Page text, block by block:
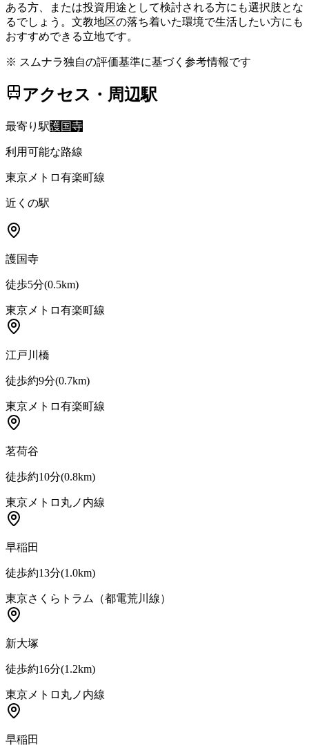
ある方、または投資用途として検討される方にも選択肢とな
るでしょう。文教地区の落ち着いた環境で生活したい方にも
おすすめできる立地です。
※ スムナラ独自の評価基準に基づく参考情報です
アクセス・周辺駅
最寄り駅護国寺
利用可能な路線
東京メトロ有楽町線
近くの駅
護国寺
徒歩5分(0.5km)
東京メトロ有楽町線
江戸川橋
徒歩約9分(0.7km)
東京メトロ有楽町線
茗荷谷
徒歩約10分(0.8km)
東京メトロ丸ノ内線
早稲田
徒歩約13分(1.0km)
東京さくらトラム（都電荒川線）
新大塚
徒歩約16分(1.2km)
東京メトロ丸ノ内線
早稲田